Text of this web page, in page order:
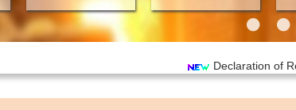
Declaration of Result of